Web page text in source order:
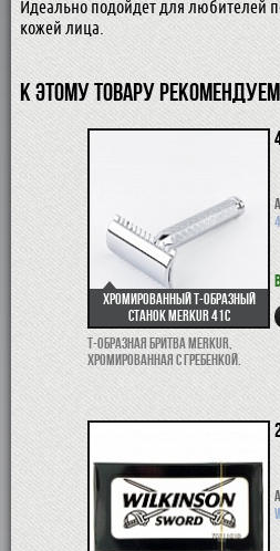
Идеально подойдет для любителей
кожей лица.
К ЭТОМУ ТОВАРУ
Хромированный Т-образный
станок Merkur 41C
Т-образная бритва Merkur,
хромированная с гребенкой.